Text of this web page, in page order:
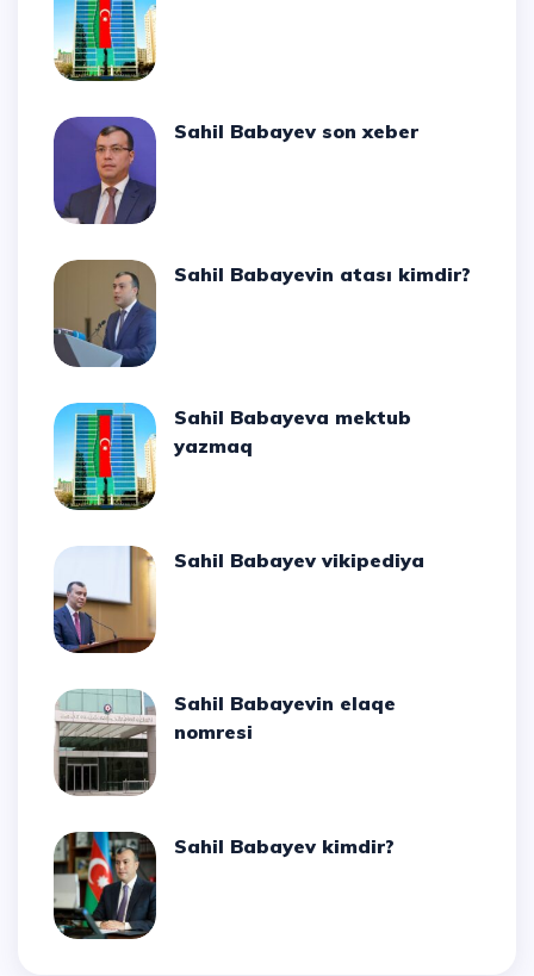
Sahil Babayev son xeber
Sahil Babayevin atası kimdir?
Sahil Babayeva mektub
yazmaq
Sahil Babayev vikipediya
Sahil Babayevin elaqe
nomresi
Sahil Babayev kimdir?